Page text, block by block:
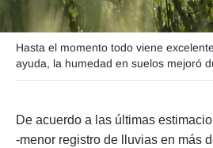
Hasta el momento todo viene
ayuda, la humedad en suelos mejoró
De acuerdo a las últimas
-menor registro de lluvias en más